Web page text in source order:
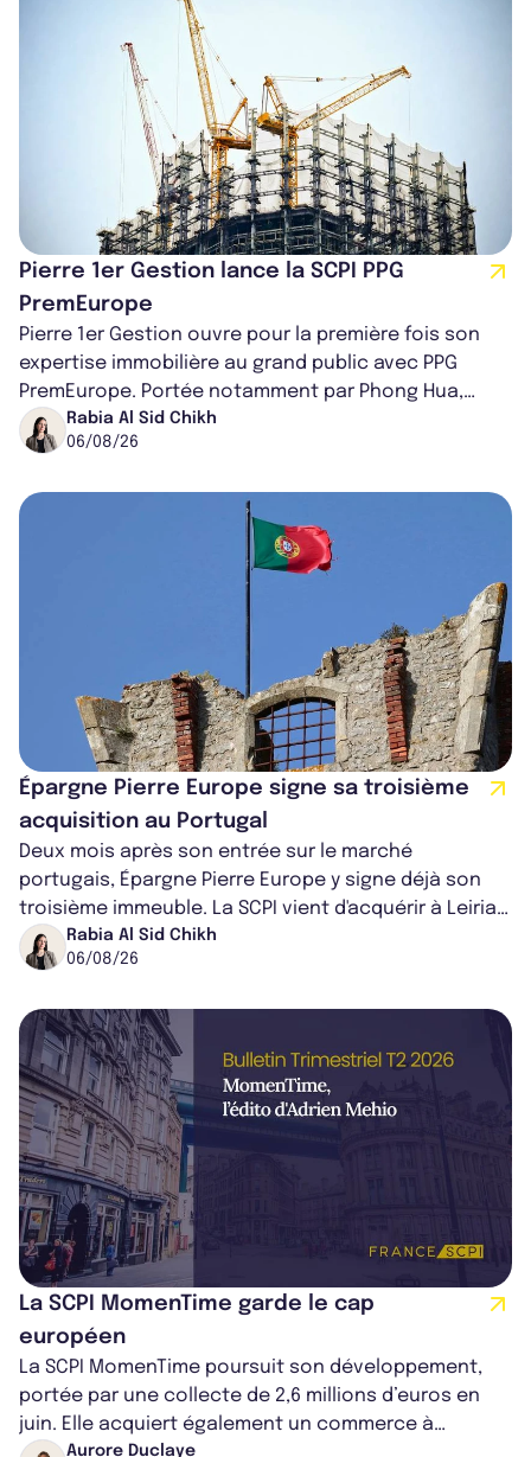
Pierre 1er Gestion lance la SCPI PPG
PremEurope
Pierre 1er Gestion ouvre pour la première fois son
expertise immobilière au grand public avec PPG
PremEurope. Portée notamment par Phong Hua,
ancien directeur des investissements d...
Rabia Al Sid Chikh
06/08/26
Épargne Pierre Europe signe sa troisième
acquisition au Portugal
Deux mois après son entrée sur le marché
portugais, Épargne Pierre Europe y signe déjà son
troisième immeuble. La SCPI vient d'acquérir à Leiria,
dans le centre du pays, un établis...
Rabia Al Sid Chikh
06/08/26
La SCPI MomenTime garde le cap
européen
La SCPI MomenTime poursuit son développement,
portée par une collecte de 2,6 millions d’euros en
juin. Elle acquiert également un commerce à
Worcester, place une plateforme logisti...
Aurore Duclaye